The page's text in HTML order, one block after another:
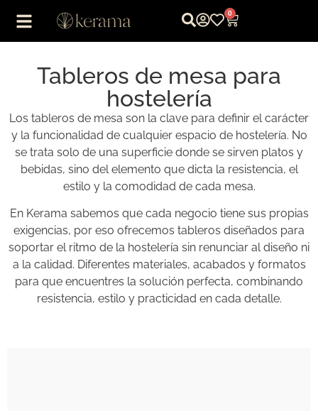
0
Tableros de mesa para
hostelería
Los tableros de mesa son la clave para definir el carácter
y la funcionalidad de cualquier espacio de hostelería. No
se trata solo de una superficie donde se sirven platos y
bebidas, sino del elemento que dicta la resistencia, el
estilo y la comodidad de cada mesa.
En Kerama sabemos que cada negocio tiene sus propias
exigencias, por eso ofrecemos tableros diseñados para
soportar el ritmo de la hostelería sin renunciar al diseño ni
a la calidad. Diferentes materiales, acabados y formatos
para que encuentres la solución perfecta, combinando
resistencia, estilo y practicidad en cada detalle.